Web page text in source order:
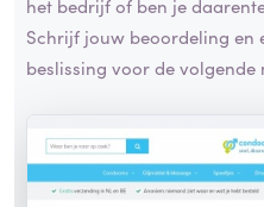
het bedrijf of ben je
Schrijf jouw beoordeling en
beslissing voor de volgende